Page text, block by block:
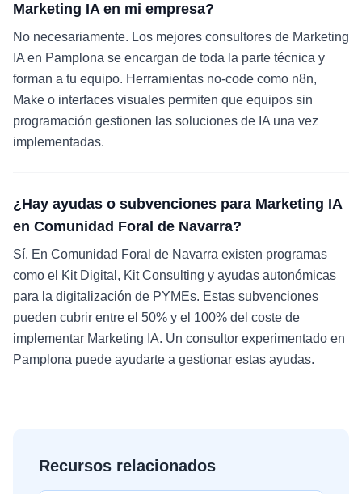
Marketing IA en mi empresa?
No necesariamente. Los mejores consultores de Marketing
IA en Pamplona se encargan de toda la parte técnica y
forman a tu equipo. Herramientas no-code como n8n,
Make o interfaces visuales permiten que equipos sin
programación gestionen las soluciones de IA una vez
implementadas.
¿Hay ayudas o subvenciones para Marketing IA
en Comunidad Foral de Navarra?
Sí. En Comunidad Foral de Navarra existen programas
como el Kit Digital, Kit Consulting y ayudas autonómicas
para la digitalización de PYMEs. Estas subvenciones
pueden cubrir entre el 50% y el 100% del coste de
implementar Marketing IA. Un consultor experimentado en
Pamplona puede ayudarte a gestionar estas ayudas.
Recursos relacionados